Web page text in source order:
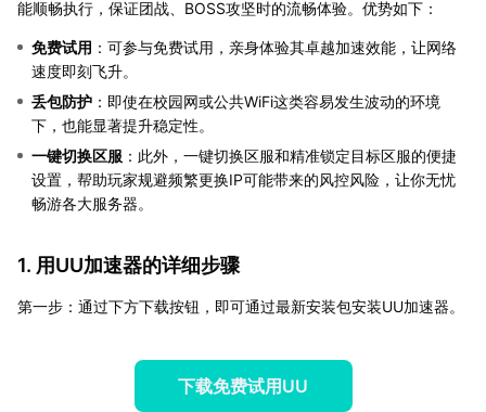
能顺畅执行，保证团战、BOSS攻坚时的流畅体验。优势如下：
免费试用 ：可参与免费试用，亲身体验其卓越加速效能，让网络
速度即刻飞升。
丢包防护 ：即使在校园网或公共WiFi这类容易发生波动的环境
下，也能显著提升稳定性。
一键切换区服 ：此外，一键切换区服和精准锁定目标区服的便捷
设置，帮助玩家规避频繁更换IP可能带来的风控风险，让你无忧
畅游各大服务器。
1. 用UU加速器的详细步骤
第一步：通过下方下载按钮，即可通过最新安装包安装UU加速器。
下载免费试用UU